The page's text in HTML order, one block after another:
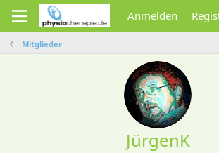
Anmelden
Mitglieder
JürgenK